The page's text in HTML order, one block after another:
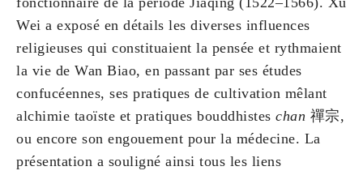
Wei a exposé en détails les diverses influences
religieuses qui constituaient la pensée et rythmaient
la vie de Wan Biao, en passant par ses études
confucéennes, ses pratiques de cultivation mêlant
alchimie taoïste et pratiques bouddhistes chan 禪宗,
ou encore son engouement pour la médecine. La
présentation a souligné ainsi tous les liens